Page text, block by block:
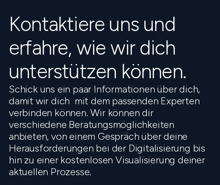
Kontaktiere uns und
erfahre, wie wir dich
unterstützen können.
Schick uns ein paar Informationen über dich,
damit wir dich mit dem passenden Experten
verbinden können. Wir können dir
verschiedene Beratungsmöglichkeiten
anbieten, von einem Gespräch über deine
Herausforderungen bei der Digitalisierung bis
hin zu einer kostenlosen Visualisierung deiner
aktuellen Prozesse.